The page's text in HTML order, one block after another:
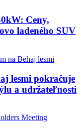
Ceny,
ladeného SUV
lesmi pokračuje
a udržateľnosti